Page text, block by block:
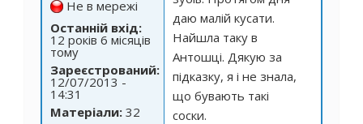
Не в мережі
Останній вхід:
12 років 6 місяців
тому
Зареєстрований:
12/07/2013 -
14:31
Матеріали: 32
даю малій кусати.
Найшла таку в
Антошці. Дякую за
підказку, я і не знала,
що бувають такі
соски.